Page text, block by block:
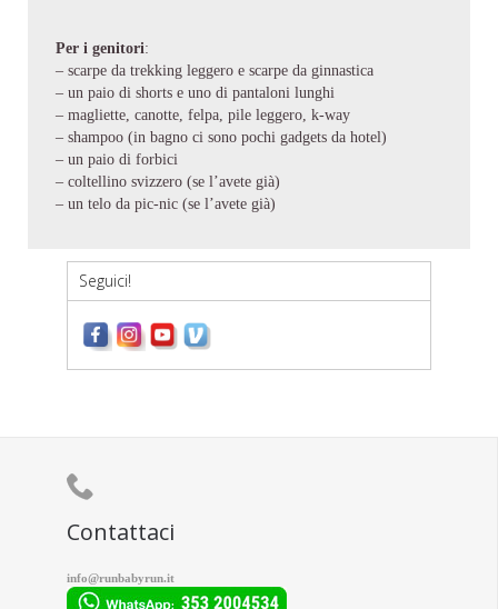
Per i genitori:
– scarpe da trekking leggero e scarpe da ginnastica
– un paio di shorts e uno di pantaloni lunghi
– magliette, canotte, felpa, pile leggero, k-way
– shampoo (in bagno ci sono pochi gadgets da hotel)
– un paio di forbici
– coltellino svizzero (se l’avete già)
– un telo da pic-nic (se l’avete già)
Seguici!

Contattaci
info@runbabyrun.it